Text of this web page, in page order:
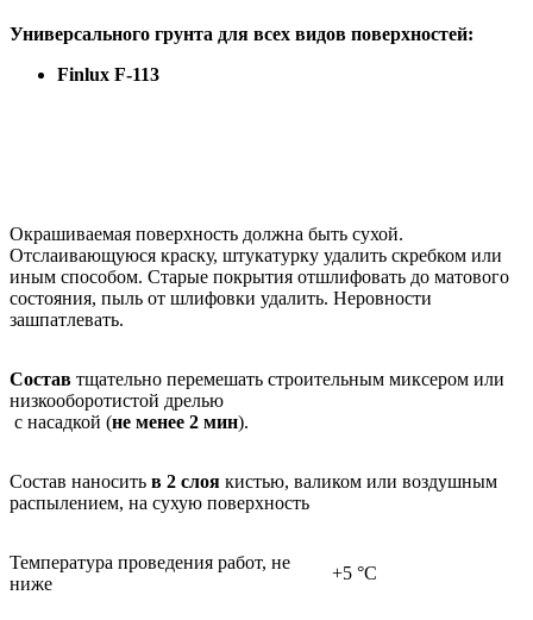
Универсального грунта для всех видов поверхностей:
Finlux F-113
Окрашиваемая поверхность должна быть сухой.
Отслаивающуюся краску, штукатурку удалить скребком или
иным способом. Старые покрытия отшлифовать до матового
состояния, пыль от шлифовки удалить. Неровности
зашпатлевать.
Состав тщательно перемешать строительным миксером или
низкооборотистой дрелью
с насадкой (не менее 2 мин).
Состав наносить в 2 слоя кистью, валиком или воздушным
распылением, на сухую поверхность
Температура проведения работ, не
ниже
+5 °С